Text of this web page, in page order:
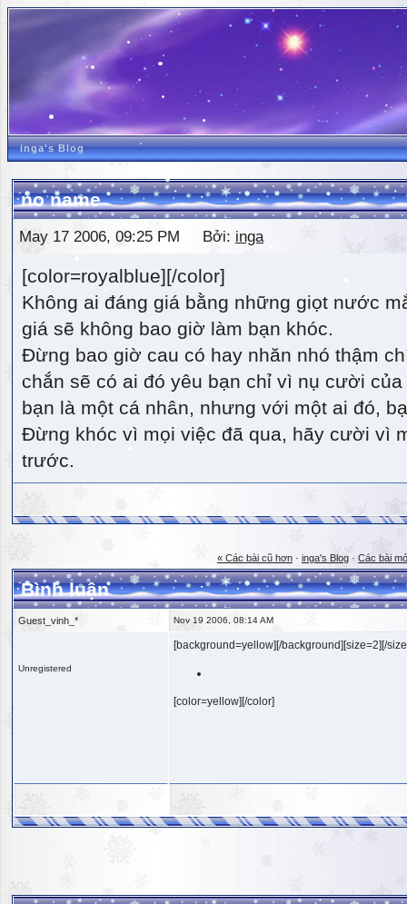
inga's Blog
no name
May 17 2006, 09:25 PM Bởi: inga
[color=royalblue][/color]
Không ai đáng giá bằng những giọt nước
giá sẽ không bao giờ làm bạn khóc.
Đừng bao giờ cau có hay nhăn nhó thậm
chắn sẽ có ai đó yêu bạn chỉ vì nụ cười
bạn là một cá nhân, nhưng với một ai đó,
Đừng khóc vì mọi việc đã qua, hãy cười vì
trước.
« Các bài cũ hơn · inga's Blog · Các bài
Bình luận
Guest_vinh_* Nov 19 2006, 08:14 AM
Unregistered
[background=yellow][/background][size=2][/
[color=yellow][/color]